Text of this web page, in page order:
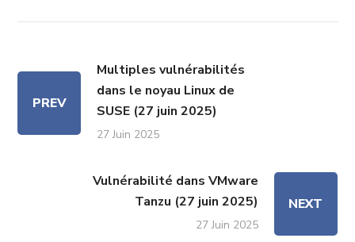
PREV
Multiples vulnérabilités
dans le noyau Linux de
SUSE (27 juin 2025)
27 Juin 2025
Vulnérabilité dans VMware
Tanzu (27 juin 2025)
27 Juin 2025
NEXT